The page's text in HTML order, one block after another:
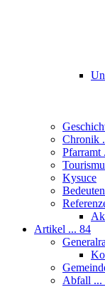
Chronik
Pfarramt
Kysuce
Artikel ... 84
Abfall ...